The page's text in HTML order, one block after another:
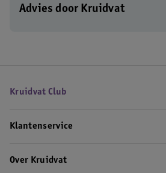
Advies door Kruidvat
Kruidvat Club
Klantenservice
Over Kruidvat